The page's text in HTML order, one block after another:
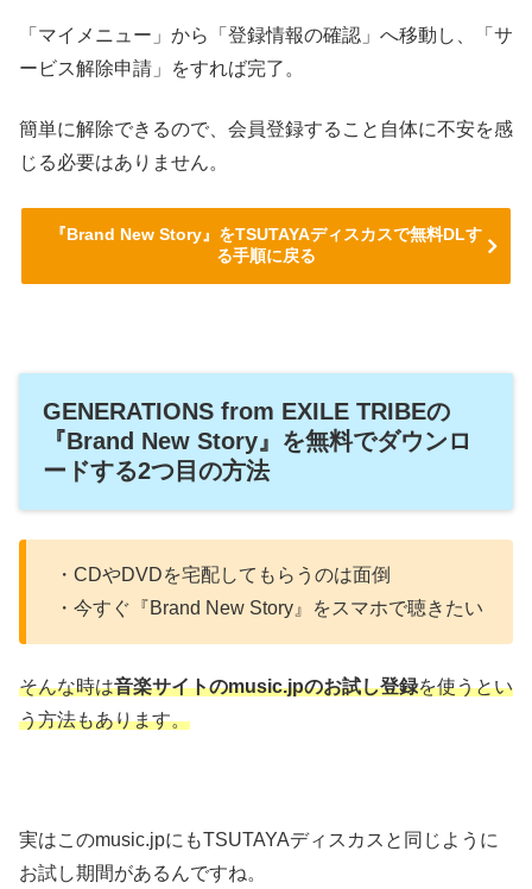
「マイメニュー」から「登録情報の確認」へ移動し、「サ
ービス解除申請」をすれば完了。
簡単に解除できるので、会員登録すること自体に不安を感
じる必要はありません。
『Brand New Story』をTSUTAYAディスカスで無料DLす
る手順に戻る
GENERATIONS from EXILE TRIBEの
『Brand New Story』を無料でダウンロ
ードする2つ目の方法
・CDやDVDを宅配してもらうのは面倒
・今すぐ『Brand New Story』をスマホで聴きたい
そんな時は音楽サイトのmusic.jpのお試し登録を使うとい
う方法もあります。
実はこのmusic.jpにもTSUTAYAディスカスと同じように
お試し期間があるんですね。